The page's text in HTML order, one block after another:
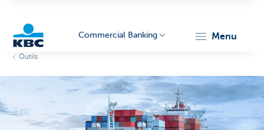
Commercial Banking menu
Outils